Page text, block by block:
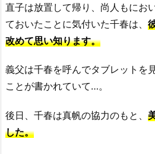
直子は放置して帰り、尚人もにお
ておいたことに気付いた千春は、
改めて思い知ります。
義父は千春を呼んでタブレットを
ことが書かれていて…。
後日、千春は真帆の協力のもと、
した。